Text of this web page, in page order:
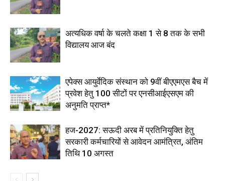
अत्यधिक वर्षा के चलते कक्षा 1 से 8 तक के सभी
विद्यालय आज बंद
एपेक्स आयुर्वेदिक संस्थान को 9वीं बीएएमएस बैच में
प्रवेश हेतु 100 सीटों पर एनसीआईएसएम की
अनुमति प्राप्त*
हज-2027: सऊदी अरब में प्रतिनियुक्ति हेतु
सरकारी कर्मचारियों से आवेदन आमंत्रित, अंतिम
तिथि 10 अगस्त